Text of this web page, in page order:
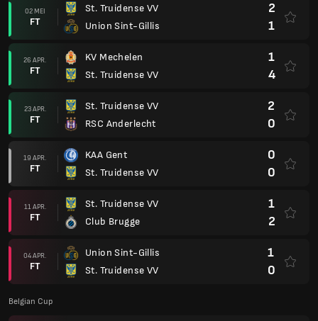
02 MEI
FT
St. Truidense VV
Union Sint-Gillis
2
1
26 APR.
FT
KV Mechelen
St. Truidense VV
1
4
23 APR.
FT
St. Truidense VV
RSC Anderlecht
2
0
19 APR.
FT
KAA Gent
St. Truidense VV
0
0
11 APR.
FT
St. Truidense VV
Club Brugge
1
2
04 APR.
FT
Union Sint-Gillis
St. Truidense VV
1
0
Belgian Cup